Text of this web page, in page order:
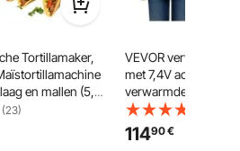
Tortillamaker,
en mallen (5,5
van Sopes
(23)
VEVOR verwarmde
met 7,4V accu,
verwarmde jas,
verwarmde jas,
bovenkleding met 5
verwarmingszones
11490€